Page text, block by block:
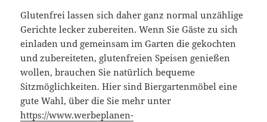
Glutenfrei lassen sich daher ganz normal unzählige
Gerichte lecker zubereiten. Wenn Sie Gäste zu sich
einladen und gemeinsam im Garten die gekochten
und zubereiteten, glutenfreien Speisen genießen
wollen, brauchen Sie natürlich bequeme
Sitzmöglichkeiten. Hier sind Biergartenmöbel eine
gute Wahl, über die Sie mehr unter
https://www.werbeplanen-